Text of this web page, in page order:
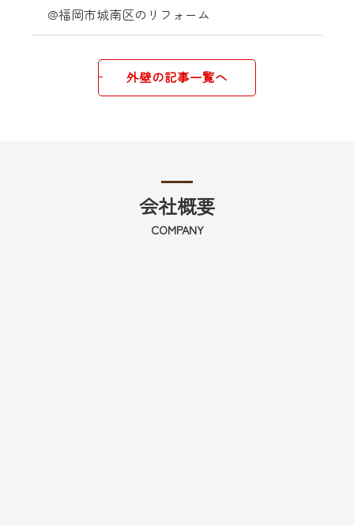
@福岡市城南区のリフォーム
外壁の記事一覧へ
会社概要
COMPANY